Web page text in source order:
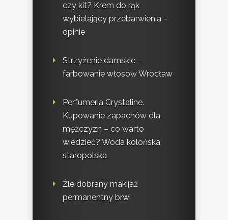
czy kit? Krem do rąk
wybielający przebarwienia –
opinie
Strzyżenie damskie –
farbowanie włosów Wrocław
Perfumeria Crystaline.
Kupowanie zapachów dla
mężczyzn – co warto
wiedzieć? Woda kolońska
staropolska
Źle dobrany makijaż
permanentny brwi